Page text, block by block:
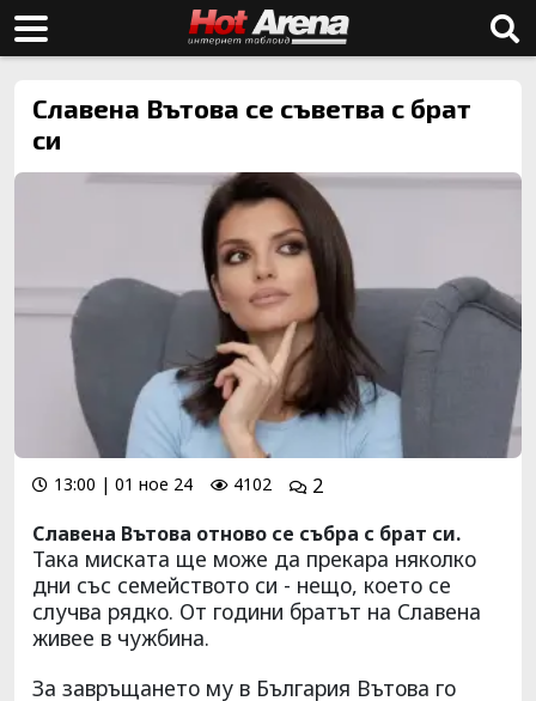
Славена Вътова се съветва с брат
си
13:00 | 01 ное 24 4102
2
Славена Вътова отново се събра с брат си.
Така миската ще може да прекара няколко
дни със семейството си - нещо, което се
случва рядко. От години братът на Славена
живее в чужбина.
За завръщането му в България Вътова го